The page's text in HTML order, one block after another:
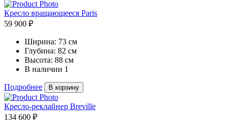
Кресло вращающееся Paris
59 900 ₽
Ширина: 73 см
Глубина: 82 см
Высота: 88 см
В наличии 1
Подробнее В корзину
Кресло-реклайнер Breville
134 600 ₽